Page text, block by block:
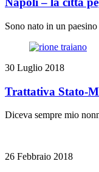
Sono nato in un
30 Luglio 2018
Trattativa Stato-
Diceva sempre mio
26 Febbraio 2018